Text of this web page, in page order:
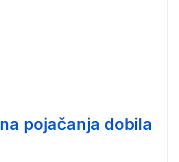
pojačanja dobila